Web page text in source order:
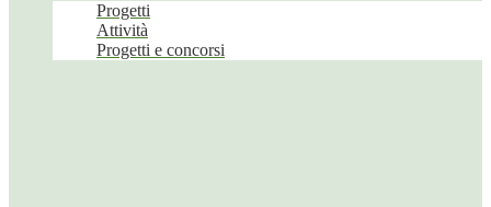
Progetti
Attività
Progetti e concorsi